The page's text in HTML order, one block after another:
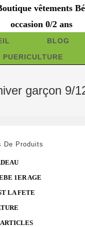
BLOG
PUERICULTURE
garçon 9/
De Produits
1ER AGE
LA FETE